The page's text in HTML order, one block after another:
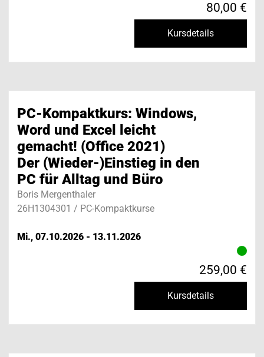
80,00 €
Kursdetails
PC-Kompaktkurs: Windows,
Word und Excel leicht
gemacht! (Office 2021)
Der (Wieder-)Einstieg in den
PC für Alltag und Büro
Boris Mergenthaler
26H1304301 / PC-Kompaktkurse
Mi., 07.10.2026 - 13.11.2026
259,00 €
Kursdetails